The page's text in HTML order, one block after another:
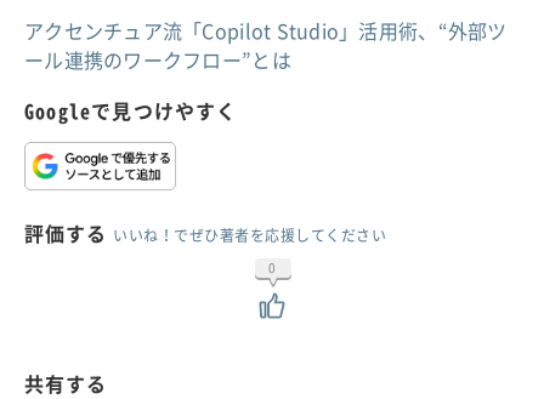
アクセンチュア流「Copilot Studio」活用術、“外部ツ
ール連携のワークフロー”とは
Googleで見つけやすく
評価する いいね！でぜひ著者を応援してください
0
共有する